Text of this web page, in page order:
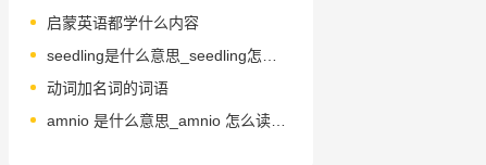
启蒙英语都学什么内容
动词加名词的词语
amnio 是什么意思_amnio 怎么读_音标 'æmni-əʊ